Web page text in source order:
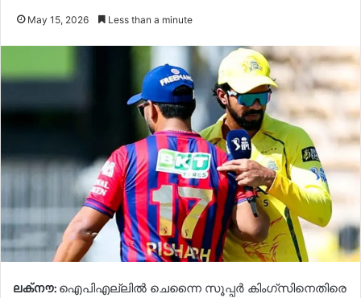
May 15, 2026 Less than a minute
ലക്നൗ: ഐപിഎല്ലില്‍ ചെന്നൈ സൂപ്പര്‍ കിംഗ്സിനെതിരെ